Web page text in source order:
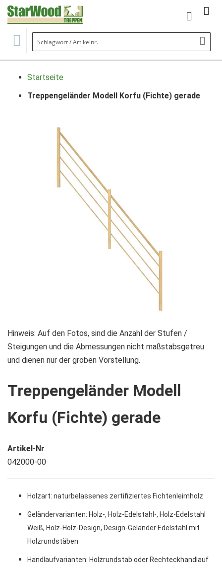
Mein
Startseite
Treppengeländer Modell Korfu (Fichte) gerade
Zum
Anfang
der
springen
Hinweis: Auf den Fotos, sind die Anzahl der Stufen /
Steigungen und die Abmessungen nicht maßstabsgetreu
und dienen nur der groben Vorstellung.
Treppengeländer Modell
Korfu (Fichte) gerade
Artikel-Nr
042000-00
Holzart: naturbelassenes zertifiziertes Fichtenleimholz
Geländervarianten: Holz-, Holz-Edelstahl-, Holz-Edelstahl
Weiß, Holz-Holz-Design, Design-Geländer Edelstahl mit
Holzrundstäben
Handlaufvarianten: Holzrundstab oder Rechteckhandlauf